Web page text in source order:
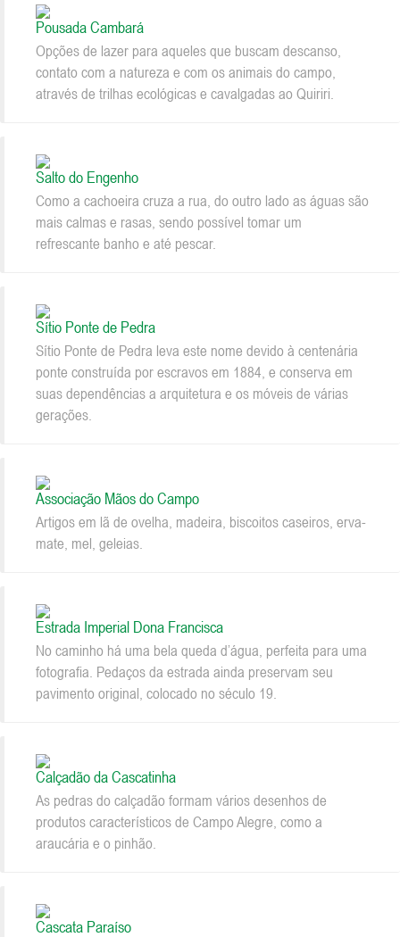
Pousada Cambará
Opções de lazer para aqueles que buscam descanso,
contato com a natureza e com os animais do campo,
através de trilhas ecológicas e cavalgadas ao Quiriri.
Salto do Engenho
Como a cachoeira cruza a rua, do outro lado as águas são
mais calmas e rasas, sendo possível tomar um
refrescante banho e até pescar.
Sítio Ponte de Pedra
Sítio Ponte de Pedra leva este nome devido à centenária
ponte construída por escravos em 1884, e conserva em
suas dependências a arquitetura e os móveis de várias
gerações.
Associação Mãos do Campo
Artigos em lã de ovelha, madeira, biscoitos caseiros, erva-
mate, mel, geleias.
Estrada Imperial Dona Francisca
No caminho há uma bela queda d’água, perfeita para uma
fotografia. Pedaços da estrada ainda preservam seu
pavimento original, colocado no século 19.
Calçadão da Cascatinha
As pedras do calçadão formam vários desenhos de
produtos característicos de Campo Alegre, como a
araucária e o pinhão.
Cascata Paraíso